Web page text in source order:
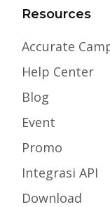
Resources
Accurate
Help Center
Blog
Event
Promo
Integrasi API
Download